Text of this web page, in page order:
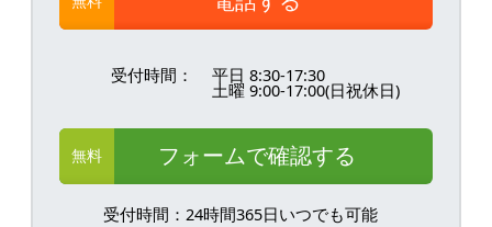
受付時間： 平日 8:30-17:30
土曜 9:00-17:00(日祝休日)
無料 フォームで確認する
受付時間：24時間365日いつでも可能